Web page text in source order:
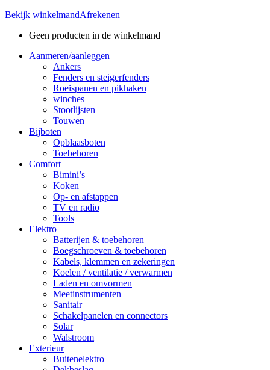
Bekijk winkelmandAfrekenen
Geen producten in de winkelmand
Aanmeren/aanleggen
Ankers
Fenders en steigerfenders
Roeispanen en pikhaken
winches
Stootlijsten
Touwen
Bijboten
Opblaasboten
Toebehoren
Comfort
Bimini’s
Koken
Op- en afstappen
TV en radio
Tools
Elektro
Batterijen & toebehoren
Boegschroeven & toebehoren
Kabels, klemmen en zekeringen
Koelen / ventilatie / verwarmen
Laden en omvormen
Meetinstrumenten
Sanitair
Schakelpanelen en connectors
Solar
Walstroom
Exterieur
Buitenelektro